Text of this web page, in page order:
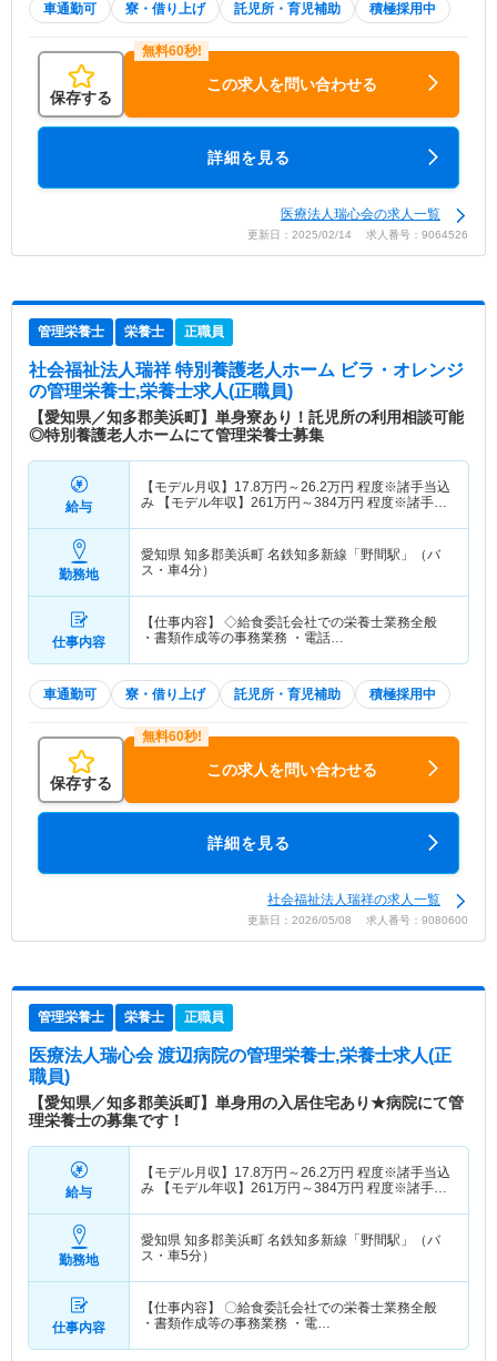
車通勤可 寮・借り上げ 託児所・育児補助 積極採用中
保存する
この求人を問い合わせる
詳細を見る
医療法人瑞心会の求人一覧
更新日：2025/02/14 求人番号：9064526
管理栄養士 栄養士 正職員
社会福祉法人瑞祥 特別養護老人ホーム ビラ・オレンジ
の管理栄養士,栄養士求人(正職員)
【愛知県／知多郡美浜町】単身寮あり！託児所の利用相談可能
◎特別養護老人ホームにて管理栄養士募集
給与
【モデル月収】 17.8万円～26.2万円 程度※諸手当込
み 【モデル年収】 261万円～384万円 程度※諸手当
勤務地
愛知県 知多郡美浜町 名鉄知多新線「野間駅」（バ
ス・車4分）
仕事内容
【仕事内容】 ◇給食委託会社での栄養士業務全般
・書類作成等の事務業務 ・電話…
車通勤可 寮・借り上げ 託児所・育児補助 積極採用中
保存する
この求人を問い合わせる
詳細を見る
社会福祉法人瑞祥の求人一覧
更新日：2026/05/08 求人番号：9080600
管理栄養士 栄養士 正職員
医療法人瑞心会 渡辺病院の管理栄養士,栄養士求人(正
職員)
【愛知県／知多郡美浜町】単身用の入居住宅あり★病院にて管
理栄養士の募集です！
給与
【モデル月収】 17.8万円～26.2万円 程度※諸手当込
み 【モデル年収】 261万円～384万円 程度※諸手当
勤務地
愛知県 知多郡美浜町 名鉄知多新線「野間駅」（バ
ス・車5分）
仕事内容
【仕事内容】 〇給食委託会社での栄養士業務全般
・書類作成等の事務業務 ・電…